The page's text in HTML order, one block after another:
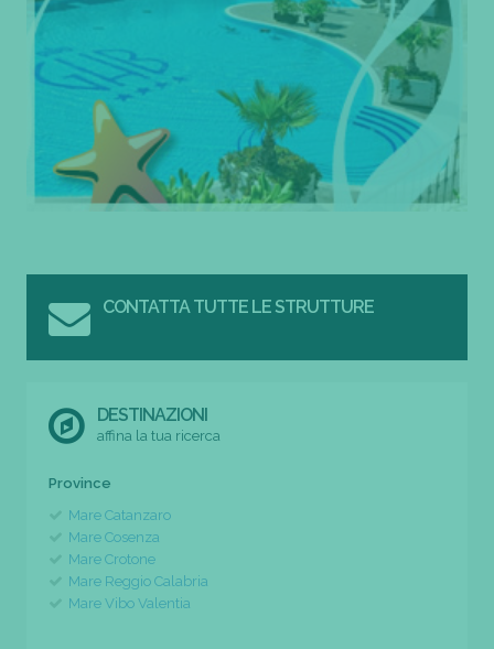
CONTATTA TUTTE LE STRUTTURE
DESTINAZIONI
affina la tua ricerca
Province
Mare Catanzaro
Mare Cosenza
Mare Crotone
Mare Reggio Calabria
Mare Vibo Valentia